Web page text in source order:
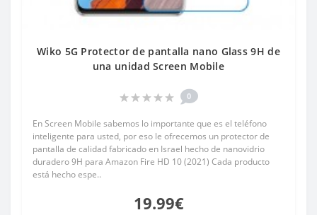
Wiko 5G Protector de pantalla nano Glass 9H de
una unidad Screen Mobile
0
En Screen Mobile sabemos lo importante que es el teléfono
inteligente para usted, por eso le ofrecemos un protector de
pantalla de calidad fabricado en Israel hecho de nanovidrio
duradero 9H para Amazon Fire HD 10 (2021) Cada producto
está hecho espe..
19.99€